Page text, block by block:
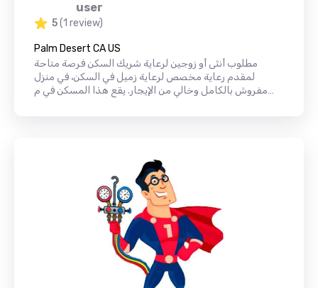
user
5(1 review)
Palm Desert CA US
مطلوب أنثى أو زوجين لرعاية شريك السكن فرصة متاحة
لمقدم رعاية مخصص لرعاية زميل في السكن، في منزل
مفروش بالكامل وخالي من الإيجار. يقع هذا المسكن في م…